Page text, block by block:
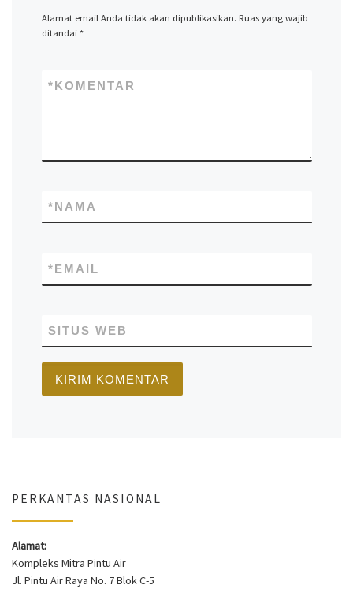
Alamat email Anda tidak akan dipublikasikan. Ruas yang wajib
ditandai *
KOMENTAR
*
NAMA
*
EMAIL
*
SITUS WEB
PERKANTAS NASIONAL
Alamat:
Kompleks Mitra Pintu Air
Jl. Pintu Air Raya No. 7 Blok C-5